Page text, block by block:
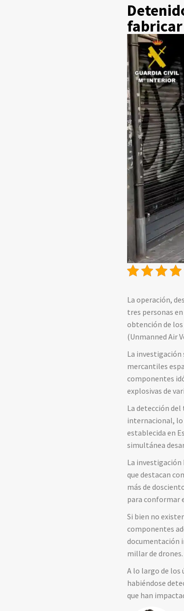
fabricar
La operación,
tres personas
obtención de
(Unmanned Air
La investigación
mercantiles
componentes
explosivas de
La detección
internacional, lo
establecida en
simultánea
La
que destacan
más de
para conformar
Si bien no
componentes
documentación
millar de drones.
A lo largo de los
habiéndose
que han